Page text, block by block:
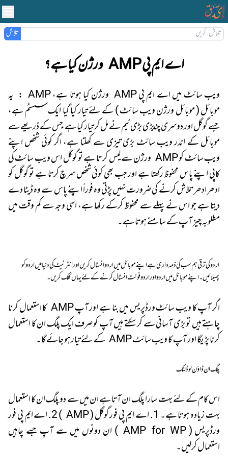
تلاش
اے ایم پی AMP ورژن کیا ہے؟
ویب سائٹ میں اے ایم پی AMP ورژن کیا ہوتا ہے، AMP : یہ
موبائل ( موبائل ورژن ویب سائٹ ) کے لئے تیار کیا گیا ایک سسٹم ہے،
جسے گوگل اور دوسری چند بڑی بڑی ٹیم نے مل کر تیار کیا ہے، جس کے ذریعے سے
موبائل کے اندر ویب سائٹ بڑی تیزی سے کھلتا ہے، اگر کوئی شخص اپنے
ویب سائٹ کو AMP ورژن سے لیس کر تا ہے تو گوگل اس ویب سائٹ کی
کاپی اپنے پاس محفوظ رکھتا ہے اور جب بھی کوئی شخص سرچ کرتا ہے تو گوگل کو
ادھر ادھر تلاش کرنے کی ضرورت نہیں پڑتی وہ فوراً اپنے پاس سے وہ ڈیٹا دے
دیتا ہے جو اس نے پہلے سے محفوظ کرکے رکھا ہے، اسی وجہ سے کم وقت میں
مطلوبہ چیز آپ کے سامنے ہوتا ہے۔
اردو کی ترقی ہم سب کی ذمہ داری ہے اپنے موبائل میں اردو انسٹال کریں اور انٹرنیٹ کی دنیا میں اردو کو
پھیلائیں۔ اپنے موبائل میں اردو اور اردو فونٹ انسٹال کرنے کے لئےیہاں کلک کریں۔
اگر آپ کا ویب سائٹورڈپریس
میں بنا ہے اور آپ AMP کا استعمال کرنا
چاہتے ہیں تو بڑی آسانی سے کر سکتے ہیں آپ کو صرف ایک پلگ ان کا استعمال
کرنا پڑیگا اور آپ کا ویب سائٹ AMP کے لئے تیار ہو جائے گا۔
پلگ ان ڈاؤن لوڈ لنک
اس کام کے لئے بہت سارا پلگ ان آتا ہے ان میں سے دو پلگ ان کا استعمال
بہت زیادہ ہوتا ہے۔ 1.
اے ایم پی فور گوگل( AMP ) 2.
اے ایم پی فور
ورڈپریس
( AMP for WP ) ان دونوں میں سے آپ جسے چاہیں
استعمال کرلیں۔